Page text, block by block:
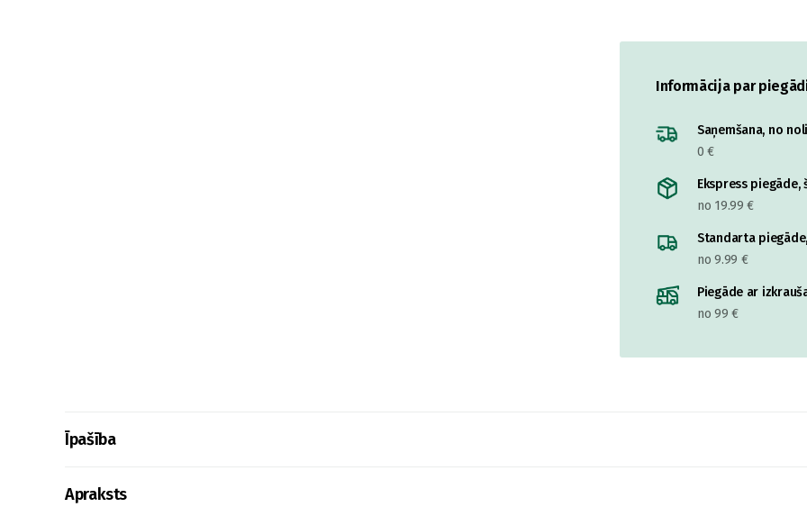
Informācija par
Saņemšana, no
0 €
Ekspress
no 19.99 €
Standarta
no 9.99 €
Piegāde ar
no 99 €
Īpašība
Apraksts